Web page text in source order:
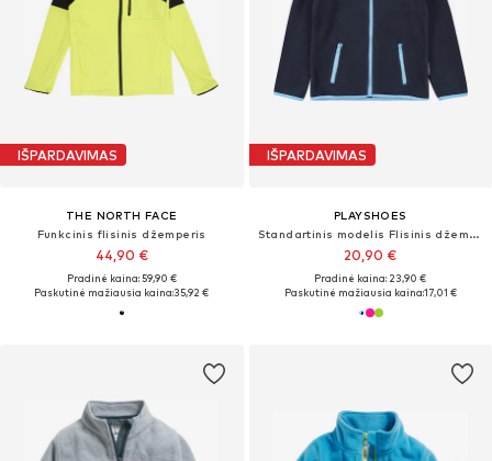
IŠPARDAVIMAS
THE NORTH FACE
Funkcinis flisinis džemperis
44,90 €
Pradinė kaina: 59,90 €
Paskutinė mažiausia kaina:35,92 €
IŠPARDAVIMAS
PLAYSHOES
Standartinis modelis Flisinis džemperis
20,90 €
Pradinė kaina: 23,90 €
Paskutinė mažiausia kaina:17,01 €